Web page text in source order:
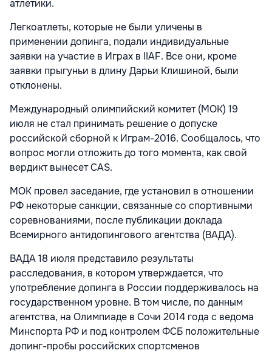
атлетики.
Легкоатлеты, которые не были уличены в
применении допинга, подали индивидуальные
заявки на участие в Играх в IIAF. Все они, кроме
заявки прыгуньи в длину Дарьи Клишиной, были
отклонены.
Международный олимпийский комитет (МОК) 19
июля не стал принимать решение о допуске
российской сборной к Играм-2016. Сообщалось, что
вопрос могли отложить до того момента, как свой
вердикт вынесет CAS.
МОК провел заседание, где установил в отношении
РФ некоторые санкции, связанные со спортивными
соревнованиями, после публикации доклада
Всемирного антидопингового агентства (ВАДА).
ВАДА 18 июля представило результаты
расследования, в котором утверждается, что
употребление допинга в России поддерживалось на
государственном уровне. В том числе, по данным
агентства, на Олимпиаде в Сочи 2014 года с ведома
Минспорта РФ и под контролем ФСБ положительные
допинг-пробы российских спортсменов